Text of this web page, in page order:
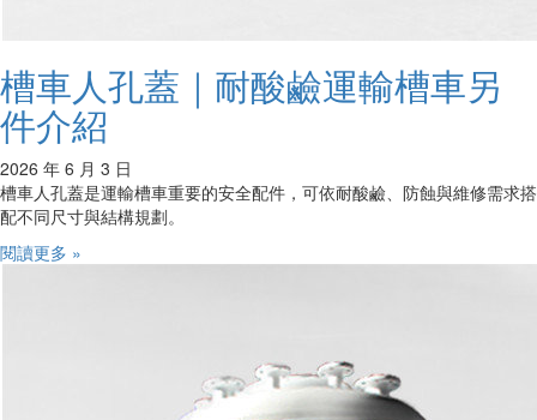
槽車人孔蓋｜耐酸鹼運輸槽車另
件介紹
2026 年 6 月 3 日
槽車人孔蓋是運輸槽車重要的安全配件，可依耐酸鹼、防蝕與維修需求搭
配不同尺寸與結構規劃。
閱讀更多 »